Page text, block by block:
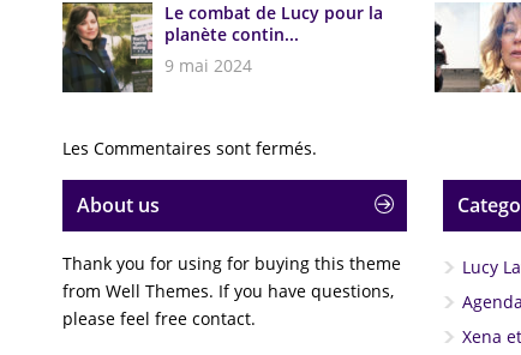
Le combat de Lucy pour la
planète contin...
9 mai 2024
Les Commentaires sont fermés.
About us
Thank you for using for buying this theme
from Well Themes. If you have questions,
please feel free contact.
Lucy
Xena